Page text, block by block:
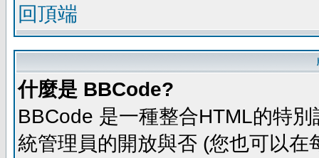
回頂端
什麼是 BBCode?
BBCode 是一種整合HTML的特
統管理員的開放與否 (您也可以